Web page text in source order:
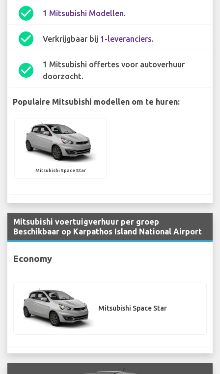
check_circle 1 Mitsubishi Modellen.
check_circle Verkrijgbaar bij 1-leveranciers.
check_circle
1 Mitsubishi offertes voor autoverhuur
doorzocht.
Populaire Mitsubishi modellen om te huren:
Mitsubishi Space Star
Mitsubishi voertuigverhuur per groep
Beschikbaar op Karpathos Island National Airport
Economy
Mitsubishi Space Star